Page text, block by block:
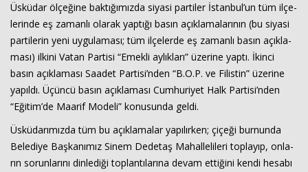
Üs­kü­dar öl­çe­ği­ne bak­tı­ğı­mız­da si­ya­si par­ti­ler İstan­bul’un tüm il­çe­
le­rin­de eş za­man­lı ola­rak yap­tı­ğı basın açık­la­ma­la­rı­nın (bu si­ya­si
par­ti­le­rin yeni uy­gu­la­ma­sı; tüm il­çe­ler­de eş za­man­lı basın açık­la­
ma­sı) il­ki­ni Vatan Par­ti­si “Emek­li ay­lık­la­rı” üze­ri­ne yaptı. İkinci
basın açık­la­ma­sı Sa­adet Par­ti­si’nden “B.O.P. ve Fi­lis­tin” üze­ri­ne
ya­pıl­dı. Üçün­cü basın açık­la­ma­sı Cum­hu­ri­yet Halk Par­ti­si’nden
“Eği­tim’de Ma­arif Mo­de­li” ko­nu­sun­da geldi.
Üs­kü­da­rı­mız­da tüm bu açık­la­ma­lar ya­pı­lır­ken; çi­çe­ği bur­nun­da
Be­le­di­ye Baş­ka­nı­mız Sinem De­de­taş Ma­hal­le­li­le­ri top­la­yıp, on­la­
rın so­run­la­rı­nı din­le­di­ği top­lan­tı­la­rı­na devam et­ti­ği­ni kendi he­sa­bı